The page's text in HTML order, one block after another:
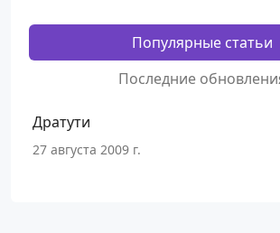
Популярные статьи
Последние
Дратути
27 августа 2009 г.